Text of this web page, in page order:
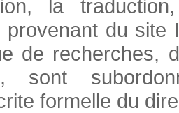
la
provenant du
de recherches,
sont
formelle du